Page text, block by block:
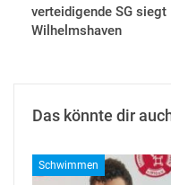
verteidigende SG siegt
Wilhelmshaven
Das könnte dir
Schwimmen